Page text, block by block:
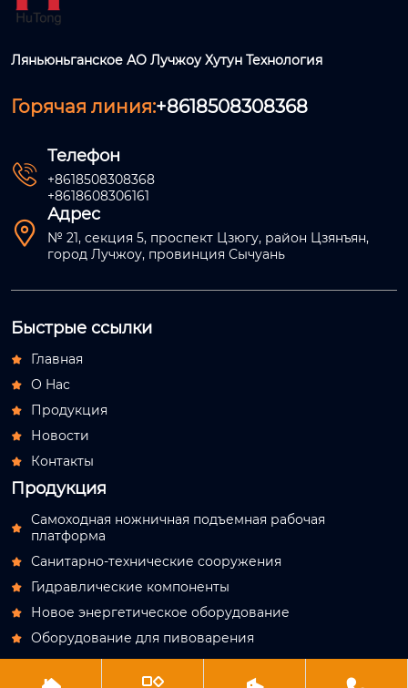
Ляньюньганское АО Лучжоу Хутун Технология
Горячая линия:+8618508308368

Телефон
+8618508308368
+8618608306161

Адрес
№ 21, секция 5, проспект Цзюгу, район Цзянъян,
город Лучжоу, провинция Сычуань
Быстрые ссылки
 Главная
 О Hас
 Продукция
 Новости
 Контакты
Продукция

Самоходная ножничная подъемная рабочая
платформа
 Санитарно-технические сооружения
 Гидравлические компоненты
 Новое энергетическое оборудование
 Оборудование для пивоварения